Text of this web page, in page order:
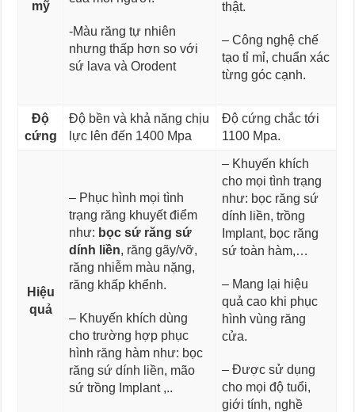
mỹ
-Màu răng tự nhiên
nhưng thấp hơn so với
sứ lava và Orodent
thật.
– Công nghệ chế
tạo tỉ mỉ, chuẩn xác
từng góc cạnh.
Độ
cứng
Độ bền và khả năng chịu
lực lên đến 1400 Mpa
Độ cứng chắc tới
1100 Mpa.
Hiệu
quả
– Phục hình mọi tình
trạng răng khuyết điểm
như: bọc sứ răng sứ
dính liền, răng gãy/vỡ,
răng nhiễm màu nặng,
răng khấp khểnh.
– Khuyến khích dùng
cho trường hợp phục
hình răng hàm như: bọc
răng sứ dính liền, mão
sứ trồng Implant ,..
– Khuyến khích
cho mọi tình trạng
như: bọc răng sứ
dính liền, trồng
Implant, bọc răng
sứ toàn hàm,…
– Mang lại hiệu
quả cao khi phục
hình vùng răng
cửa.
– Được sử dụng
cho mọi độ tuổi,
giới tính, nghề